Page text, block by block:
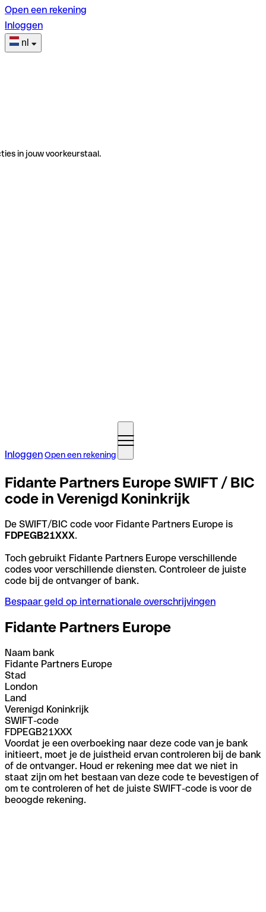
Open een rekening
Inloggen
nl
in jouw voorkeurstaal.
InloggenOpen een rekening
Fidante Partners Europe SWIFT / BIC
code in Verenigd Koninkrijk
De SWIFT/BIC code voor Fidante Partners Europe is
FDPEGB21XXX.
Toch gebruikt Fidante Partners Europe verschillende
codes voor verschillende diensten. Controleer de juiste
code bij de ontvanger of bank.
Bespaar geld op internationale overschrijvingen
Fidante Partners Europe
Naam bank
Fidante Partners Europe
Stad
London
Land
Verenigd Koninkrijk
SWIFT-code
FDPEGB21XXX
Voordat je een overboeking naar deze code van je bank
initieert, moet je de juistheid ervan controleren bij de bank
of de ontvanger. Houd er rekening mee dat we niet in
staat zijn om het bestaan van deze code te bevestigen of
om te controleren of het de juiste SWIFT-code is voor de
beoogde rekening.